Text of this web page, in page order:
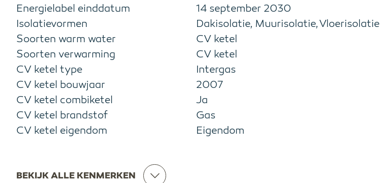
Energielabel einddatum
14 september 2030
Isolatievormen
Dakisolatie, Muurisolatie, Vloerisolatie
Soorten warm water
CV ketel
Soorten verwarming
CV ketel
CV ketel type
Intergas
CV ketel bouwjaar
2007
CV ketel combiketel
Ja
CV ketel brandstof
Gas
CV ketel eigendom
Eigendom
BEKIJK ALLE KENMERKEN